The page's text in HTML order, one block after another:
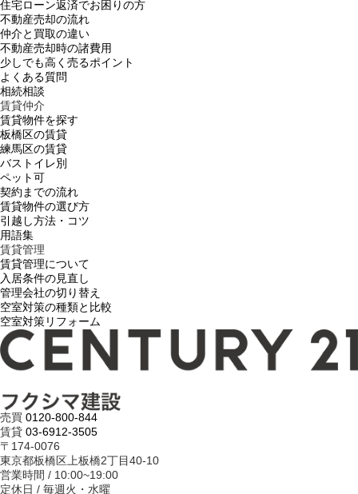
住宅ローン返済でお困りの方
不動産売却の流れ
仲介と買取の違い
不動産売却時の諸費用
少しでも高く売るポイント
よくある質問
相続相談
賃貸仲介
賃貸物件を探す
板橋区の賃貸
練馬区の賃貸
バストイレ別
ペット可
契約までの流れ
賃貸物件の選び方
引越し方法・コツ
用語集
賃貸管理
賃貸管理について
入居条件の見直し
管理会社の切り替え
空室対策の種類と比較
空室対策リフォーム
売買 0120-800-844
賃貸 03-6912-3505
〒174-0076
東京都板橋区上板橋2丁目40-10
営業時間 / 10:00~19:00
定休日 / 毎週火・水曜